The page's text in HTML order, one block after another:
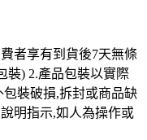
者享有到貨後7天無條
裝) 2.產品包裝以實際
裝破損,拆封或商品缺
明指示,如人為操作或